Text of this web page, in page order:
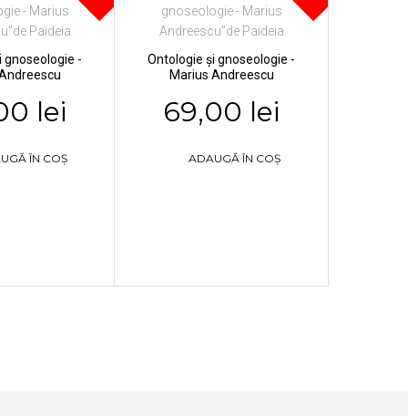
gnoseologie -
lei
ÎN COȘ
Ontologie și gnoseologie -
Marius Andreescu
69,00 lei
ADAUGĂ ÎN COȘ